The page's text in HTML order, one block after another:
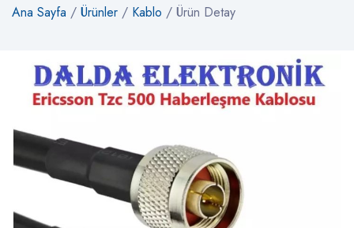
Ana Sayfa / Ürünler / Kablo / Ürün Detay